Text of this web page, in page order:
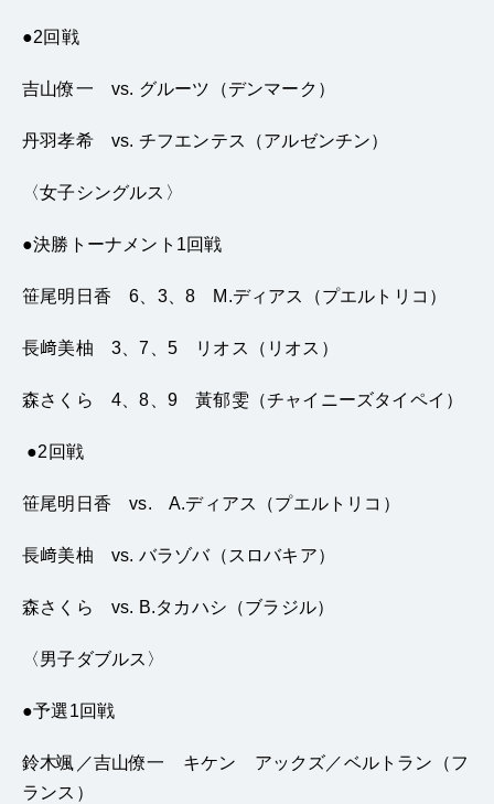
●2回戦
吉山僚一 vs. グルーツ（デンマーク）
丹羽孝希 vs. チフエンテス（アルゼンチン）
〈女子シングルス〉
●決勝トーナメント 1回戦
笹尾明日香6、 3、8 M.ディアス（プエルトリコ）
長﨑美柚 3、7 、 5 リオス（リオス）
森さくら 4、8、 9 黃郁雯（チャイニーズタイペイ）
●2 回戦
笹尾明日香vs. A.ディアス（プエルトリコ）
長﨑美柚 vs. バラゾバ（スロバキア）
森さくら vs. B.タカハシ（ブラジル）
〈男子ダブルス〉
●予選1回戦
鈴木颯／吉山僚一 キケン アックズ／ベルトラン（フ
ランス）